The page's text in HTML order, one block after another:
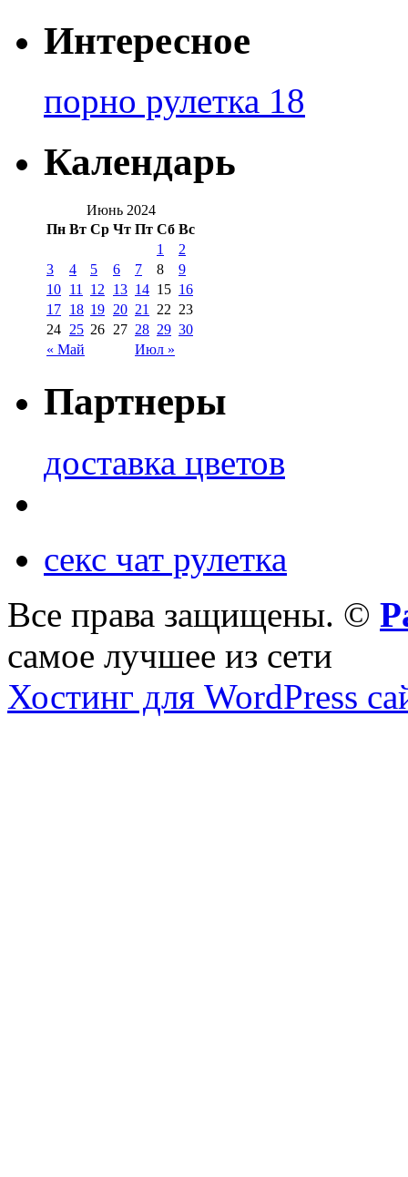
Интересное
порно рулетка 18
Календарь
Июнь 2024
Пн Вт Ср Чт Пт Сб Вс
« Май Июл »
1
2
3
4 5 6 7 8
9
10 11 12 13 14 15 16
17 18 19 20 21 22 23
24 25 26 27 28 29 30
Партнеры
доставка цветов
секс чат рулетка
Все права защищены. ©
самое лучшее из сети
Хостинг для WordPress